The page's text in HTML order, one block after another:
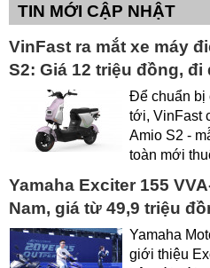
TIN MỚI CẬP NHẬT
VinFast ra mắt xe máy
S2: Giá 12 triệu đồng,
Để chuẩn bị
tới, VinFast
Amio S2 -
toàn mới
Yamaha Exciter 155
Nam, giá từ 49,9 triệu
Yamaha
giới thiệu